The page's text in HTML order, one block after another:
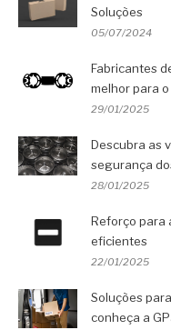
Soluções
05/07/2024
Fabricantes
melhor para
29/01/2025
Descubra as
segurança
28/01/2025
Reforço para
eficientes
22/01/2025
Soluções
conheça a